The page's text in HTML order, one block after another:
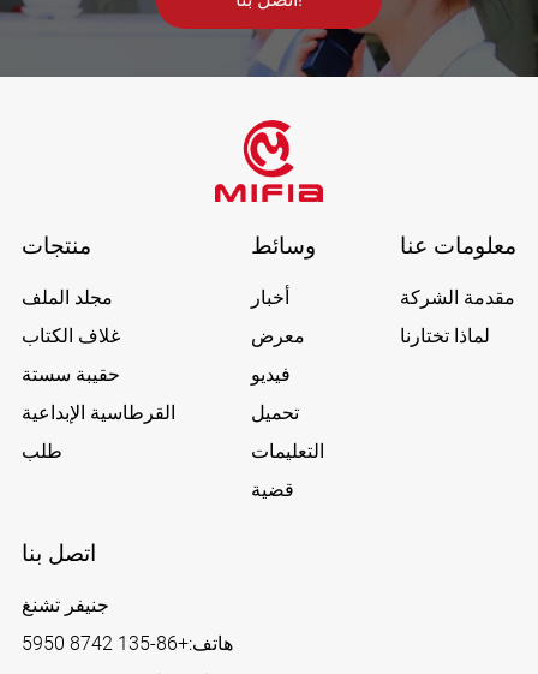
منتجات
مجلد الملف
غلاف الكتاب
حقيبة سستة
القرطاسية الإبداعية
طلب
وسائط
أخبار
معرض
فيديو
تحميل
التعليمات
قضية
معلومات عنا
مقدمة الشركة
لماذا تختارنا
اتصل بنا
جنيفر تشنغ
هاتف:+86-135 8742 5950